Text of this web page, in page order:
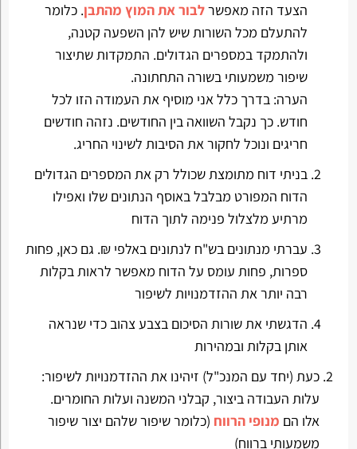
הצעד הזה מאפשרלבור את המוץ מהתבן. כלומר
להתעלם מכל השורות שיש להן השפעה קטנה,
ולהתמקד במספרים הגדולים. התמקדות שתיצור
שיפור משמעותי בשורה התחתונה.
הערה: בדרך כלל אני מוסיף את העמודה הזו לכל
חודש. כך נקבל השוואה בין החודשים. נזהה חודשים
חריגים ונוכל לחקור את הסיבות לשינוי החריג.
בניתי דוח מתומצת שכולל רק את המספרים הגדולים
הדוח המפורט מבלבל באוסף הנתונים שלו ואפילו
מרתיע מלצלול פנימה לתוך הדוח
עברתי מנתונים בש"ח לנתונים באלפי ₪. גם כאן, פחות
ספרות, פחות עומס על הדוח מאפשר לראות בקלות
רבה יותר את ההזדמנויות לשיפור
הדגשתי את שורות הסיכום בצבע צהוב כדי שנראה
אותן בקלות ובמהירות
כעת (יחד עם המנכ"ל) זיהינו את ההזדמנויות לשיפור:
עלות העבודה ביצור, קבלני המשנה ועלות החומרים.
אלו הם מנופי הרווח (כלומר שיפור שלהם יצור שיפור
משמעותי ברווח)